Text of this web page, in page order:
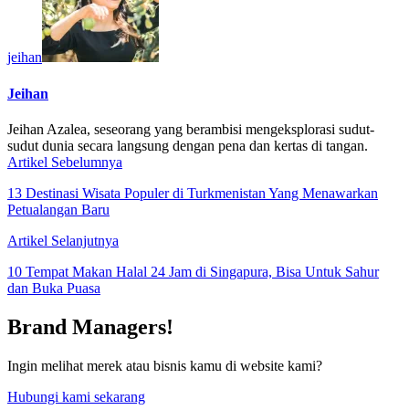
jeihan
Jeihan
Jeihan Azalea, seseorang yang berambisi mengeksplorasi sudut-
sudut dunia secara langsung dengan pena dan kertas di tangan.
Artikel Sebelumnya
13 Destinasi Wisata Populer di Turkmenistan Yang Menawarkan
Petualangan Baru
Artikel Selanjutnya
10 Tempat Makan Halal 24 Jam di Singapura, Bisa Untuk Sahur
dan Buka Puasa
Brand Managers!
Ingin melihat merek atau bisnis kamu di website kami?
Hubungi kami sekarang